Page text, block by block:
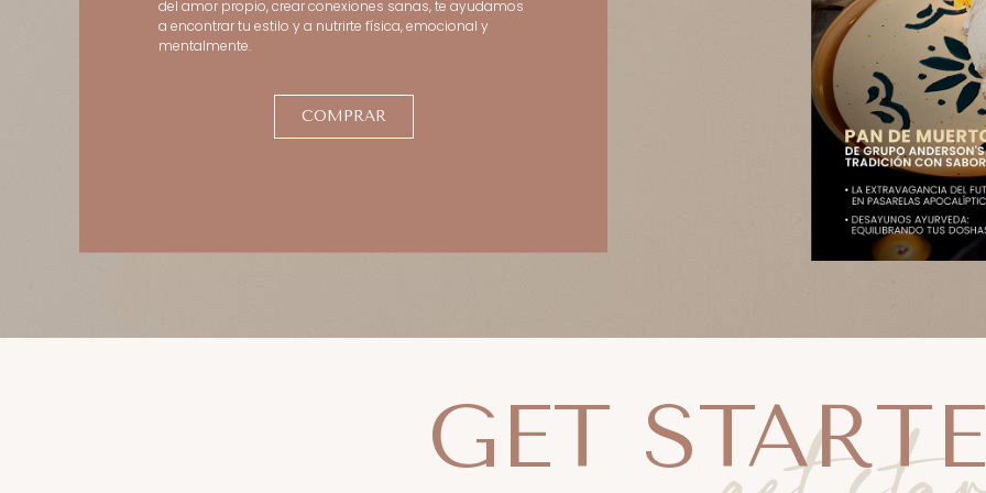
del amor propio, crear conexiones sanas, te ayudamos
a encontrar tu estilo y a nutrirte física, emocional y
mentalmente.
COMPRAR
GET